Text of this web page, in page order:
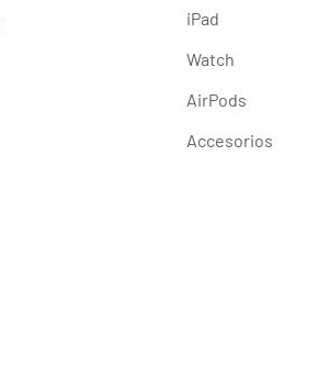
iPad
Watch
AirPods
Accesorios